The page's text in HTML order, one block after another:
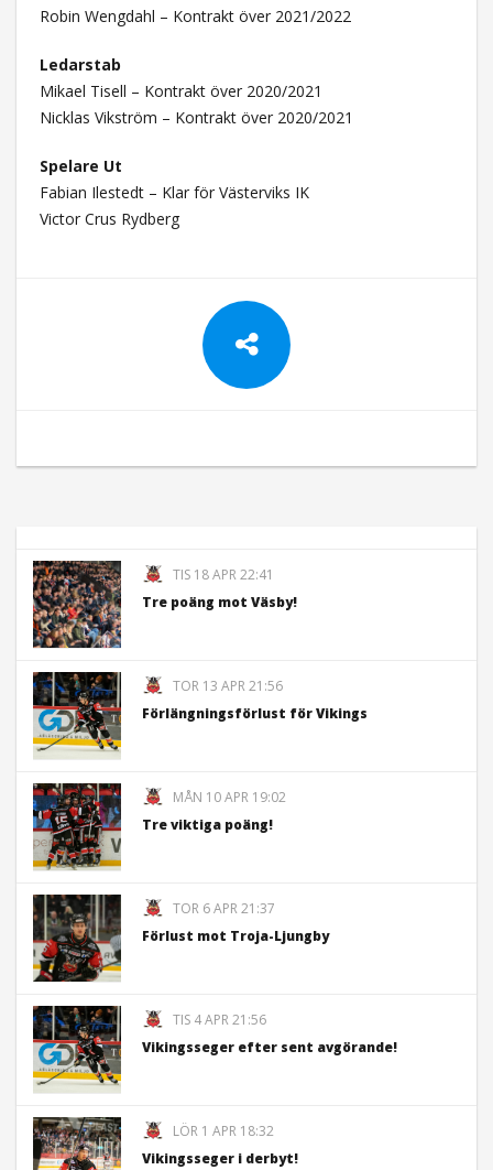
Robin Wengdahl – Kontrakt över 2021/2022
Ledarstab
Mikael Tisell – Kontrakt över 2020/2021
Nicklas Vikström – Kontrakt över 2020/2021
Spelare Ut
Fabian Ilestedt – Klar för Västerviks IK
Victor Crus Rydberg
TIS 18 APR 22:41
Tre poäng mot Väsby!
TOR 13 APR 21:56
Förlängningsförlust för Vikings
MÅN 10 APR 19:02
Tre viktiga poäng!
TOR 6 APR 21:37
Förlust mot Troja-Ljungby
TIS 4 APR 21:56
Vikingsseger efter sent avgörande!
LÖR 1 APR 18:32
Vikingsseger i derbyt!